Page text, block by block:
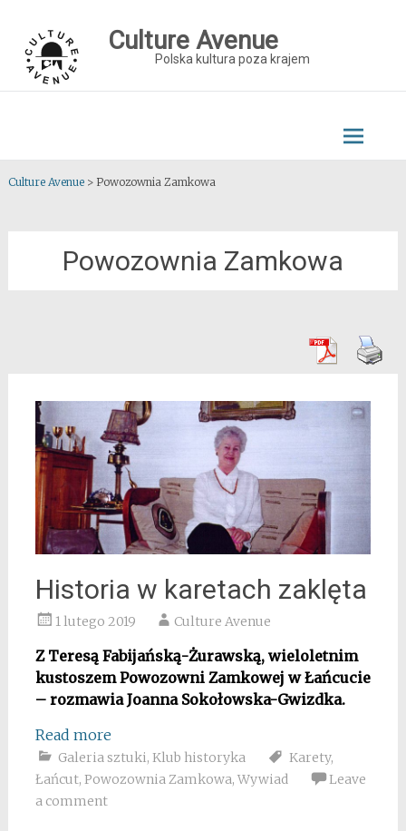
content
Culture Avenue
Polska kultura poza krajem
Culture Avenue> Powozownia Zamkowa
Powozownia Zamkowa
Historia w karetach zaklęta
1 lutego 2019 Culture Avenue
Z Teresą Fabijańską-Żurawską, wieloletnim
kustoszem Powozowni Zamkowej w Łańcucie
– rozmawia Joanna Sokołowska-Gwizdka.
Read more
Galeria sztuki, Klub historyka Karety,
Łańcut, Powozownia Zamkowa, Wywiad
Leave
a comment